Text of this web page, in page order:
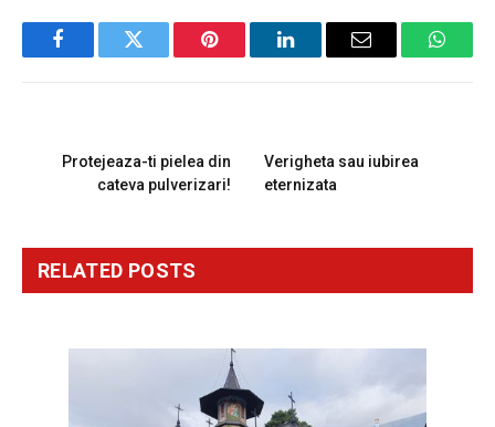
FacebookTwitter Pinterest LinkedInEmail
Protejeaza-ti pielea din
cateva pulverizari!
Verigheta sau iubirea
eternizata
RELATED POSTS